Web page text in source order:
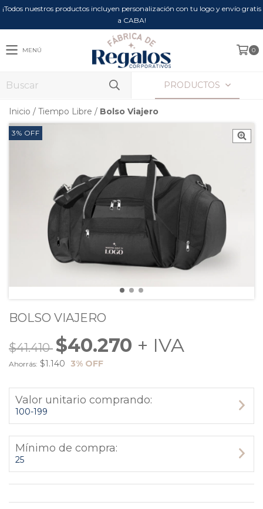
¡Todos nuestros productos incluyen personalización con tu logo y envío gratis
a CABA!
MENÚ 0
PRODUCTOS
Inicio / Tiempo Libre / Bolso Viajero
3% OFF
BOLSO VIAJERO
$41.410 $40.270
Ahorrás: $1.140 3% OFF
Valor unitario comprando:
100-199
Mínimo de compra:
25